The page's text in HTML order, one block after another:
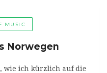
MUSIC
Norwegen
wie ich kürzlich auf die